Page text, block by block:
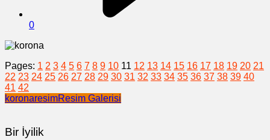
0
Pages: 1 2 3 4 5 6 7 8 9 10 11 12 13 14 15 16 17 18 19 20 21
22 23 24 25 26 27 28 29 30 31 32 33 34 35 36 37 38 39 40
41 42
koronaresimResim Galerisi
Bir İyilik